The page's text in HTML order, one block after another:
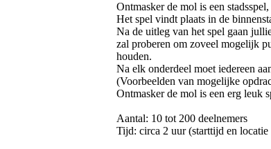
Ontmasker de mol is een
Het spel vindt plaats in de
Na de uitleg van het spel gaan
zal proberen om zoveel mogelijk
houden.
Na elk onderdeel moet iedereen
(Voorbeelden van mogelijke
Ontmasker de mol is een erg leuk
Aantal: 10 tot 200 deelnemers
Tijd: circa 2 uur (starttijd en